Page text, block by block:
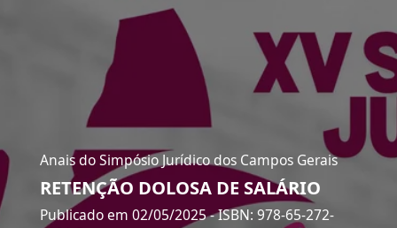
Anais do Simpósio Jurídico dos Campos Gerais
RETENÇÃO DOLOSA DE SALÁRIO
Publicado em 02/05/2025- ISBN: 978-65-272-